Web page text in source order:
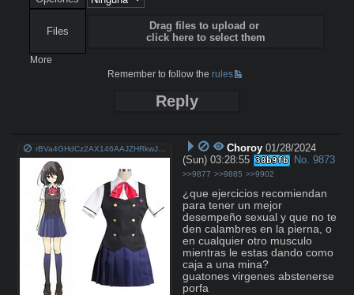
Files
Drag files to upload or
click here to select them
More
Remember to follow therules
Reply
Choroy 01/28/2024
(Sun) 03:28:55 30b9fb No. 9873
>>9877 >>9885 >>9902
¿que ejercicios recomiendan
para tener un mejor
desempeño sexual y que no te
den calambres en la pierna, o
en cualquier otro musculo
mientras le estas dando como
caja a una mina?
guatones virgenes abstenerse
porfa